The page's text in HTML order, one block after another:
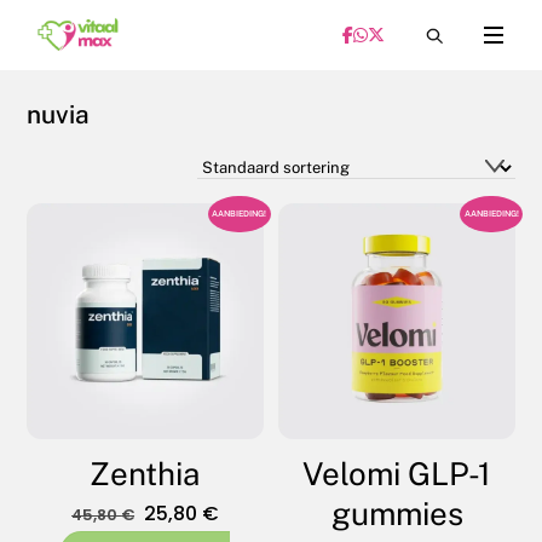
Menu
nuvia
AANBIEDING!
Zenthia
45,80€ Oorspronkelijke
25,80 €Huidige
AANBIEDING!
Velomi GLP-1
gummies